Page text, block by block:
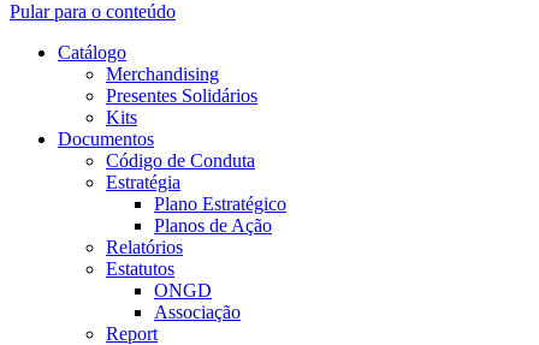
Pular para o conteúdo
Catálogo
Merchandising
Presentes Solidários
Kits
Documentos
Código de Conduta
Estratégia
Plano Estratégico
Planos de Ação
Relatórios
Estatutos
ONGD
Associação
Report